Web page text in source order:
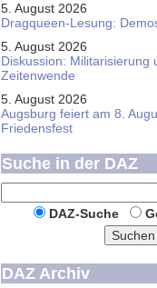
5. August 2026
Dragqueen-Lesung:
5. August 2026
Diskussion: Mi­li­ta­ri­sie­rung
Zeitenwende
5. August 2026
Augsburg feiert am 8.
Friedensfest
Suche in der DAZ
DAZ-Suche
Suchen
DAZ Archiv